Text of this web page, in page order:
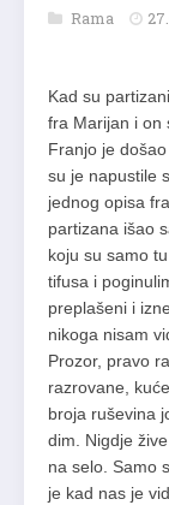
Rama
Kad su
fra Marijan i on
Franjo je
su je napustile
jednog opisa
partizana išao
koju su samo
tifusa i
preplašeni i
nikoga nisam
Prozor, pravo
razrovane,
broja ruševina
dim. Nigdje
na selo. Samo
je kad nas je